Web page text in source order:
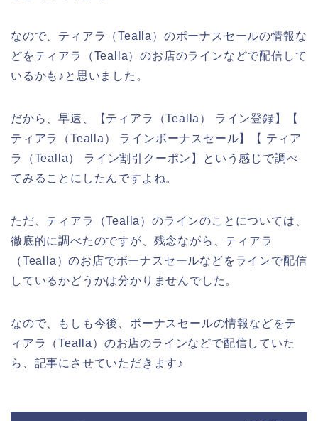
なので、ティアラ（Tealla）のボーナスセールの情報な
どをティアラ（Tealla）のお店のラインなどで配信して
いるかも♪と思いました。
だから、早速、【ティアラ（Tealla） ライン登録】【
ティアラ（Tealla） ラインボーナスセール】【 ティア
ラ（Tealla） ライン割引クーポン】という感じで調べ
てみることにしたんですよね。
ただ、ティアラ（Tealla）のラインのことについては、
徹底的に調べたのですが、残念ながら、ティアラ
（Tealla）のお店でボーナスセールなどをラインで配信
しているかどうかは分かりませんでした。
なので、もしも今後、ボーナスセールの情報などをテ
ィアラ（Tealla）のお店のラインなどで配信していた
ら、記事にさせていただきます♪